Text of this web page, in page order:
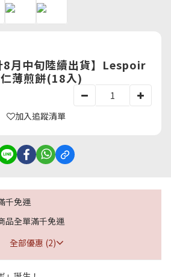
8月中旬陸續出貨】Lespoir
薄煎餅(18入)
加入追蹤清單
千免運
品全單滿千免運
全部優惠 (2)